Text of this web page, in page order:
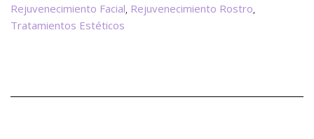
Medicina
Rejuvenecimiento Facial, Rejuvenecimiento Rostro,
Tratamientos Estéticos